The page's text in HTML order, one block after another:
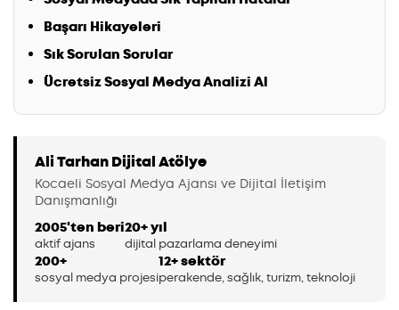
Başarı Hikayeleri
Sık Sorulan Sorular
Ücretsiz Sosyal Medya Analizi Al
Ali Tarhan Dijital Atölye
Kocaeli Sosyal Medya Ajansı ve Dijital İletişim
Danışmanlığı
2005'ten beri
aktif ajans
20+ yıl
dijital pazarlama deneyimi
200+
sosyal medya projesi
12+ sektör
perakende, sağlık, turizm, teknoloji